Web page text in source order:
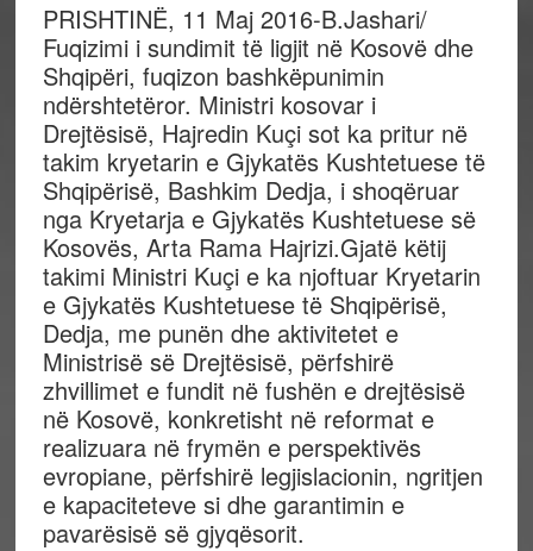
PRISHTINË, 11 Maj 2016-B.Jashari/
Fuqizimi i sundimit të ligjit në Kosovë dhe
Shqipëri, fuqizon bashkëpunimin
ndërshtetëror. Ministri kosovar i
Drejtësisë, Hajredin Kuçi sot ka pritur në
takim kryetarin e Gjykatës Kushtetuese të
Shqipërisë, Bashkim Dedja, i shoqëruar
nga Kryetarja e Gjykatës Kushtetuese së
Kosovës, Arta Rama Hajrizi.Gjatë këtij
takimi Ministri Kuçi e ka njoftuar Kryetarin
e Gjykatës Kushtetuese të Shqipërisë,
Dedja, me punën dhe aktivitetet e
Ministrisë së Drejtësisë, përfshirë
zhvillimet e fundit në fushën e drejtësisë
në Kosovë, konkretisht në reformat e
realizuara në frymën e perspektivës
evropiane, përfshirë legjislacionin, ngritjen
e kapaciteteve si dhe garantimin e
pavarësisë së gjyqësorit.